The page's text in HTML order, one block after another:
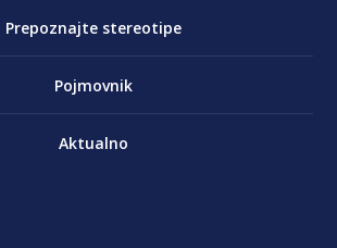
Prepoznajte stereotipe
Pojmovnik
Aktualno